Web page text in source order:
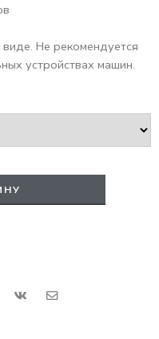
Не рекомендуется
устройствах машин.